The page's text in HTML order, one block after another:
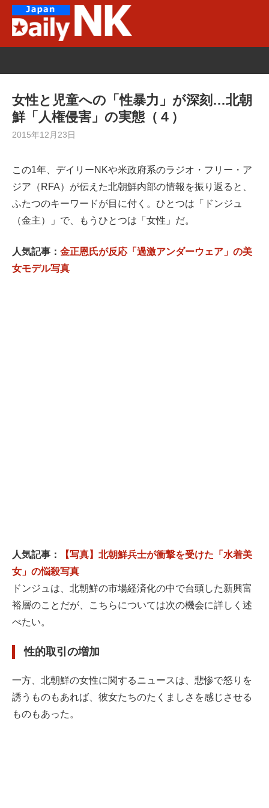
女性と児童への「性暴力」が深刻…北朝
鮮「人権侵害」の実態（４）
2015年12月23日
この1年、デイリーNKや米政府系のラジオ・フリー・ア
ジア（RFA）が伝えた北朝鮮内部の情報を振り返ると、
ふたつのキーワードが目に付く。ひとつは「ドンジュ
（金主）」で、もうひとつは「女性」だ。
人気記事： 金正恩氏が反応「過激アンダーウェア」の美
女モデル写真
人気記事：
【写真】北朝鮮兵士が衝撃を受けた「水着美
女」の悩殺写真
ドンジュは、北朝鮮の市場経済化の中で台頭した新興富
裕層のことだが、こちらについては次の機会に詳しく述
べたい。
性的取引の増加
一方、北朝鮮の女性に関するニュースは、悲惨で怒りを
誘うものもあれば、彼女たちのたくましさを感じさせる
ものもあった。